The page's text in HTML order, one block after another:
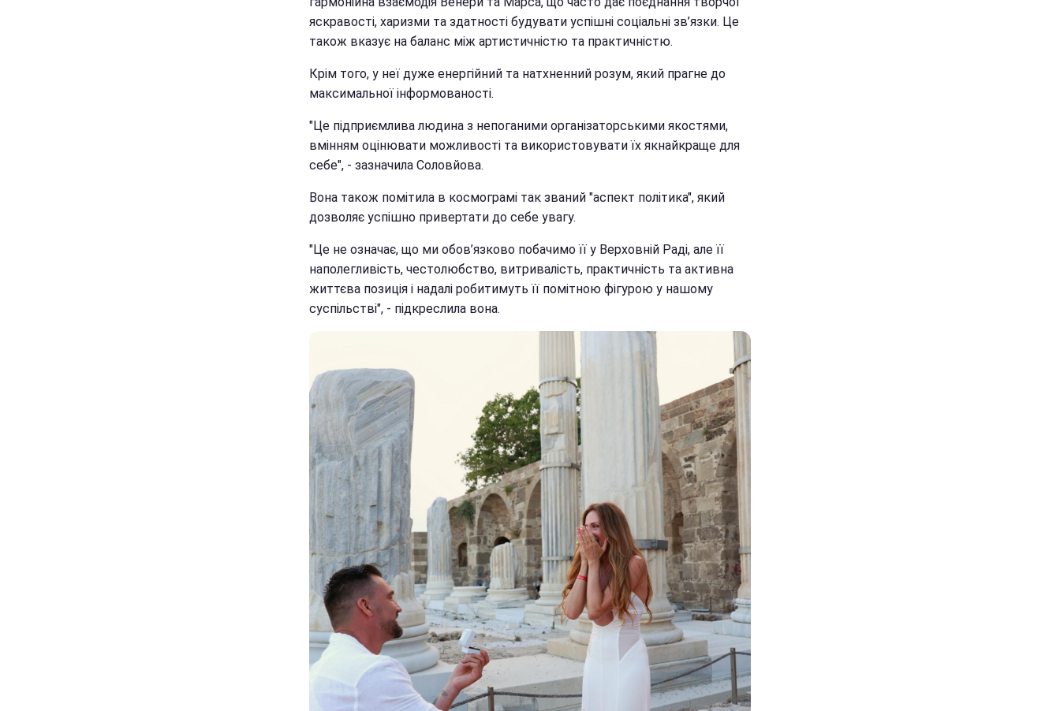
яскравості, харизми та здатності будувати успішні соціальні зв’язки. Це
також вказує на баланс між артистичністю та практичністю.
Крім того, у неї дуже енергійний та натхненний розум, який прагне до
максимальної інформованості.
"Це підприємлива людина з непоганими організаторськими якостями,
вмінням оцінювати можливості та використовувати їх якнайкраще для
себе", - зазначила Соловйова.
Вона також помітила в космограмі так званий "аспект політика", який
дозволяє успішно привертати до себе увагу.
"Це не означає, що ми обов’язково побачимо її у Верховній Раді, але її
наполегливість, честолюбство, витривалість, практичність та активна
життєва позиція і надалі робитимуть її помітною фігурою у нашому
суспільстві", - підкреслила вона.